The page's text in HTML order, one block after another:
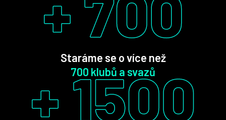
Staráme se o více než
700 klubů a svazů